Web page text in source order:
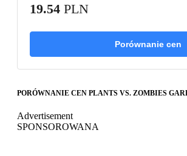
19.54 PLN
Porównanie cen
PORÓWNANIE CEN PLANTS VS. ZOMBIES
Advertisement
SPONSOROWANA